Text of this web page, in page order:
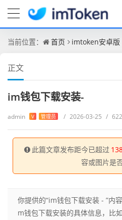
当前位置： 首页 imtoken安卓版
正文
im钱包下载安装-
admin V 管理员 / 2026-03-25 /
此篇文章发布距今已超过
容或图片是
你提供的“im钱包下载安装 - ”内
m钱包下载安装的具体信息，比